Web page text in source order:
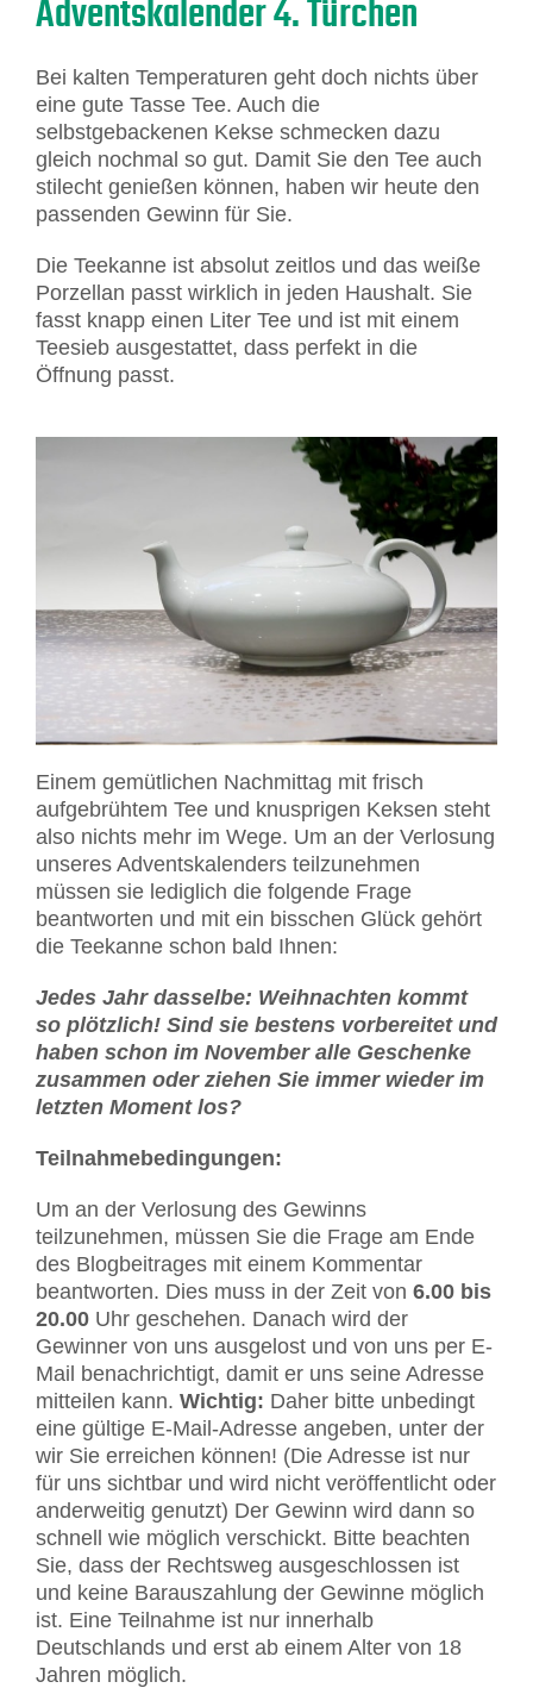
Adventskalender 4. Türchen
Bei kalten Temperaturen geht doch nichts über
eine gute Tasse Tee. Auch die
selbstgebackenen Kekse schmecken dazu
gleich nochmal so gut. Damit Sie den Tee auch
stilecht genießen können, haben wir heute den
passenden Gewinn für Sie.
Die Teekanne ist absolut zeitlos und das weiße
Porzellan passt wirklich in jeden Haushalt. Sie
fasst knapp einen Liter Tee und ist mit einem
Teesieb ausgestattet, dass perfekt in die
Öffnung passt.
Einem gemütlichen Nachmittag mit frisch
aufgebrühtem Tee und knusprigen Keksen steht
also nichts mehr im Wege. Um an der Verlosung
unseres Adventskalenders teilzunehmen
müssen sie lediglich die folgende Frage
beantworten und mit ein bisschen Glück gehört
die Teekanne schon bald Ihnen:
Jedes Jahr dasselbe: Weihnachten kommt
so plötzlich! Sind sie bestens vorbereitet und
haben schon im November alle Geschenke
zusammen oder ziehen Sie immer wieder im
letzten Moment los?
Teilnahmebedingungen:
Um an der Verlosung des Gewinns
teilzunehmen, müssen Sie die Frage am Ende
des Blogbeitrages mit einem Kommentar
beantworten. Dies muss in der Zeit von 6.00 bis
20.00 Uhr geschehen. Danach wird der
Gewinner von uns ausgelost und von uns per E-
Mail benachrichtigt, damit er uns seine Adresse
mitteilen kann. Wichtig: Daher bitte unbedingt
eine gültige E-Mail-Adresse angeben, unter der
wir Sie erreichen können! (Die Adresse ist nur
für uns sichtbar und wird nicht veröffentlicht oder
anderweitig genutzt) Der Gewinn wird dann so
schnell wie möglich verschickt. Bitte beachten
Sie, dass der Rechtsweg ausgeschlossen ist
und keine Barauszahlung der Gewinne möglich
ist. Eine Teilnahme ist nur innerhalb
Deutschlands und erst ab einem Alter von 18
Jahren möglich.